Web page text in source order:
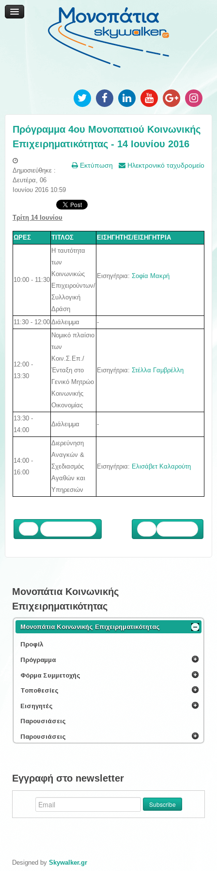
Μονοπάτια Καινοτομίας
Μονοπάτια Τοπικής Ανάπτυξης
Ανακοινώσεις
Φωτογραφίες
Πρόγραμμα 4ου Μονοπατιού Κοινωνικής
Επιχειρηματικότητας - 14 Ιουνίου 2016
Εκτύπωση Ηλεκτρονικό ταχυδρομείο
Δημοσιεύθηκε :
Δευτέρα, 06
Ιουνίου 2016 10:59
Τρίτη 14 Ιουνίου
ΩΡΕΣ ΤΙΤΛΟΣ ΕΙΣΗΓΗΤΗΣ/ΕΙΣΗΓΗΤΡΙΑ
10:00 - 11:30
Η ταυτότητα
των
Κοινωνικώς
Επιχειρούντων/
Συλλογική
Δράση
Εισηγήτρια: Σοφία Μακρή
11:30 - 12:00 Διάλειμμα -
12:00 -
13:30
Νομικό πλαίσιο
των
Κοιν.Σ.Επ./
Ένταξη στο
Γενικό Μητρώο
Κοινωνικής
Οικονομίας
Εισηγήτρια: Στέλλα Γαμβρέλλη
13:30 -
14:00
Διάλειμμα -
14:00 -
16:00
Διερεύνηση
Αναγκών &
Σχεδιασμός
Αγαθών και
Υπηρεσιών
Εισηγήτρια: Ελισάβετ Καλαρούτη
Μονοπάτια Κοινωνικής
Επιχειρηματικότητας
Μονοπάτια Κοινωνικής Επιχειρηματικότητας
Προφίλ
Πρόγραμμα
Φόρμα Συμμετοχής
Τοποθεσίες
Εισηγητές
Παρουσιάσεις
Παρουσιάσεις
Εγγραφή στο newsletter
Designed by Skywalker.gr